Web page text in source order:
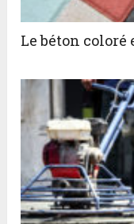
Le béton